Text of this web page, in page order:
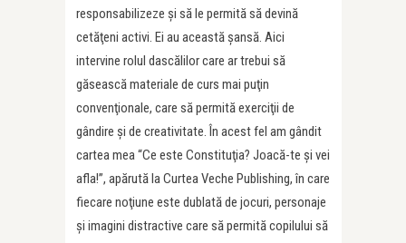
responsabilizeze şi să le permită să devină
cetăţeni activi. Ei au această şansă. Aici
intervine rolul dascălilor care ar trebui să
găsească materiale de curs mai puţin
convenţionale, care să permită exerciţii de
gândire şi de creativitate. În acest fel am gândit
cartea mea “Ce este Constituţia? Joacă-te şi vei
afla!”, apărută la Curtea Veche Publishing, în care
fiecare noţiune este dublată de jocuri, personaje
şi imagini distractive care să permită copilului să